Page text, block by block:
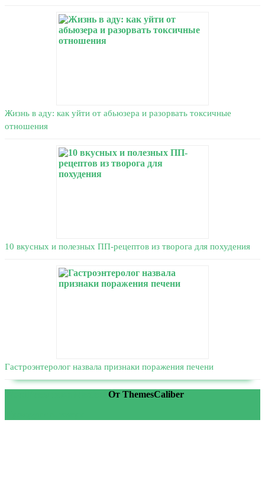
Жизнь в аду: как уйти от абьюзера и разорвать токсичные
отношения
10 вкусных и полезных ПП-рецептов из творога для похудения
Гастроэнтеролог назвала признаки поражения печени
От ThemesCaliber